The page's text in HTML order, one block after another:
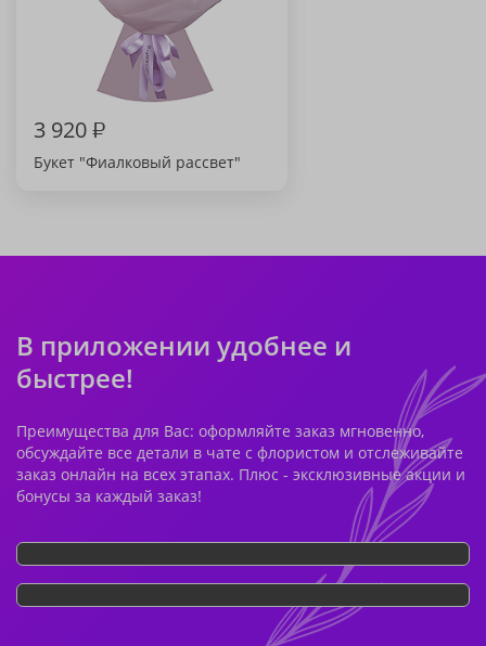
3 920₽
Букет "Фиалковый рассвет"
В приложении удобнее и
быстрее!
Преимущества для Вас: оформляйте заказ мгновенно,
обсуждайте все детали в чате с флористом и отслеживайте
заказ онлайн на всех этапах. Плюс - эксклюзивные акции и
бонусы за каждый заказ!